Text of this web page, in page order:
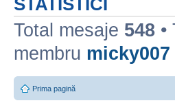
Total mesaje 548 •
membru micky007
Prima pagină